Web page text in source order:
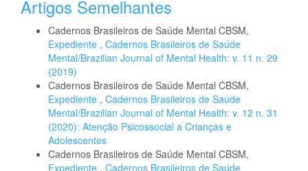
Artigos Semelhantes
Cadernos Brasileiros de Saúde Mental CBSM,
Expediente , Cadernos Brasileiros de Saúde
Mental/Brazilian Journal of Mental Health: v. 11 n. 29
(2019)
Cadernos Brasileiros de Saúde Mental CBSM,
Expediente , Cadernos Brasileiros de Saúde
Mental/Brazilian Journal of Mental Health: v. 12 n. 31
(2020): Atenção Psicossocial a Crianças e
Adolescentes
Cadernos Brasileiros de Saúde Mental CBSM,
Expediente , Cadernos Brasileiros de Saúde